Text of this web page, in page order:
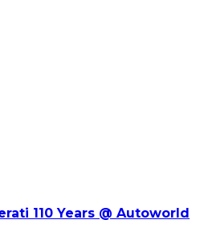
110 Years @ Autoworld